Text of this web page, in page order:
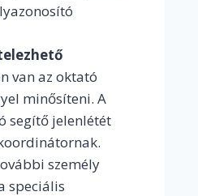
van az oktató
minősíteni. A
segítő jelenlétét
személy
speciális